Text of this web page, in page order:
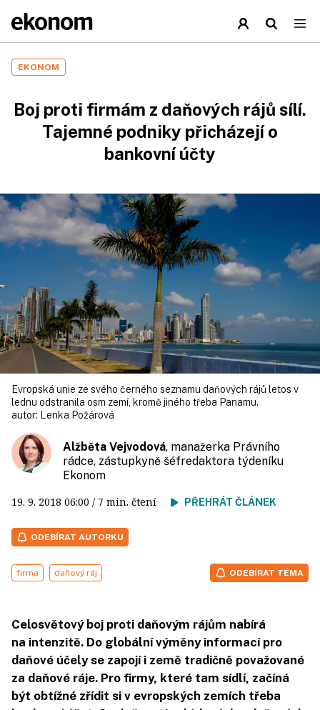
EKONOM
Boj proti firmám z daňových rájů sílí.
Tajemné podniky přicházejí o
bankovní účty
Evropská unie ze svého černého seznamu daňových rájů letos v
lednu odstranila osm zemí, kromě jiného třeba Panamu.
autor:
Lenka Požárová
Alžběta Vejvodová, manažerka Právního
rádce, zástupkyně šéfredaktora týdeníku
Ekonom
19. 9. 2018 06:00 / 7 min. čtení PŘEHRÁT ČLÁNEK
ODEBÍRAT AUTORKU
firma daňový ráj ODEBÍRAT TÉMA
Celosvětový boj proti daňovým rájům nabírá
na intenzitě. Do globální výměny informací pro
daňové účely se zapojí i země tradičně považované
za daňové ráje. Pro firmy, které tam sídlí, začíná
být obtížné zřídit si v evropských zemích třeba